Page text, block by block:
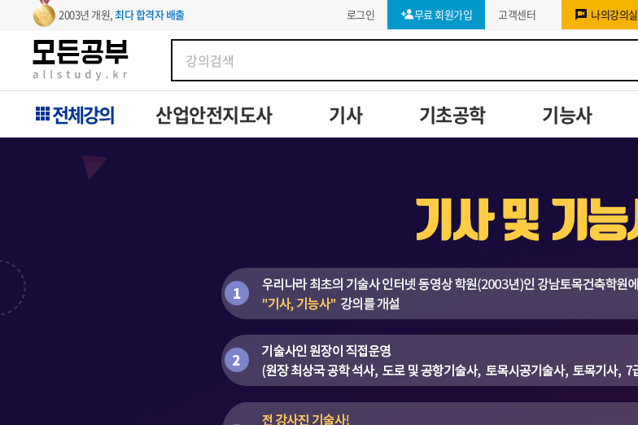
2003년 개원,최다 합격자 배출 로그인 무료 회원가입 고객센터 나의강의실
전체강의 산업안전지도사 기사 기초공학 기능사